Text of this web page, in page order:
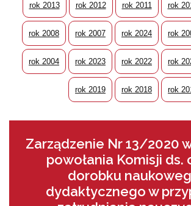
rok 2013 rok 2012 rok 2011 rok
rok 2008 rok 2007 rok 2024 rok
rok 2004 rok 2023 rok 2022 rok
rok 2019 rok 2018 rok
Zarządzenie Nr 13/2020
powołania Komisji ds.
dorobku
dydaktycznego w